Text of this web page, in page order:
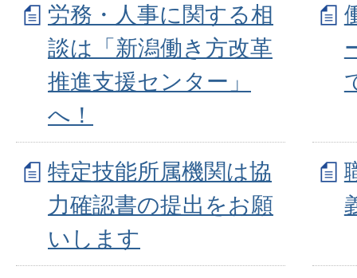
労務・人事に関する相
談は「新潟働き方改革
推進支援センター」
へ！
特定技能所属機関は協
力確認書の提出をお願
いします